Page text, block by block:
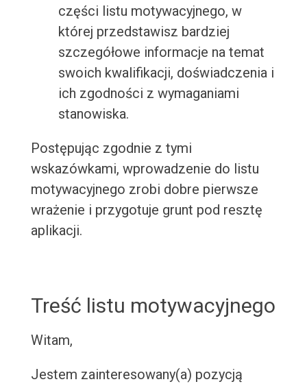
części listu motywacyjnego, w
której przedstawisz bardziej
szczegółowe informacje na temat
swoich kwalifikacji, doświadczenia i
ich zgodności z wymaganiami
stanowiska.
Postępując zgodnie z tymi
wskazówkami, wprowadzenie do listu
motywacyjnego zrobi dobre pierwsze
wrażenie i przygotuje grunt pod resztę
aplikacji.
Treść listu motywacyjnego
Witam,
Jestem zainteresowany(a) pozycją